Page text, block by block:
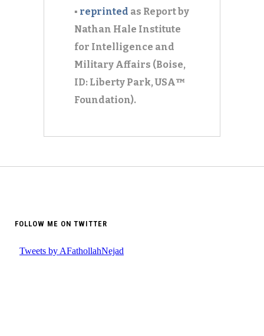
▪ reprinted as Report by
Nathan Hale Institute
for Intelligence and
Military Affairs (Boise,
ID: Liberty Park, USA™
Foundation).
FOLLOW ME ON TWITTER